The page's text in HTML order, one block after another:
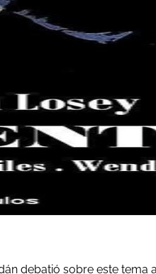
debatió sobre este